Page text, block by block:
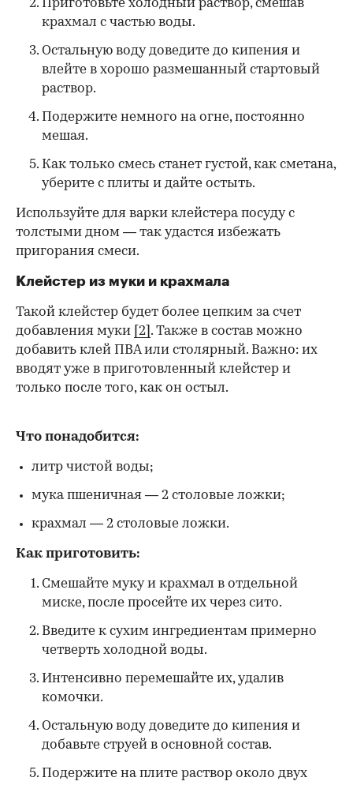
Приготовьте холодный раствор, смешав
крахмал с частью воды.
Остальную воду доведите до кипения и
влейте в хорошо размешанный стартовый
раствор.
Подержите немного на огне, постоянно
мешая.
Как только смесь станет густой, как сметана,
уберите с плиты и дайте остыть.
Используйте для варки клейстера посуду с
толстыми дном — так удастся избежать
пригорания смеси.
Клейстер из муки и крахмала
Такой клейстер будет более цепким за счет
добавления муки [2] . Также в состав можно
добавить клей ПВА или столярный. Важно: их
вводят уже в приготовленный клейстер и
только после того, как он остыл.
Что понадобится:
литр чистой воды;
мука пшеничная — 2 столовые ложки;
крахмал — 2 столовые ложки.
Как приготовить:
Смешайте муку и крахмал в отдельной
миске, после просейте их через сито.
Введите к сухим ингредиентам примерно
четверть холодной воды.
Интенсивно перемешайте их, удалив
комочки.
Остальную воду доведите до кипения и
добавьте струей в основной состав.
Подержите на плите раствор около двух